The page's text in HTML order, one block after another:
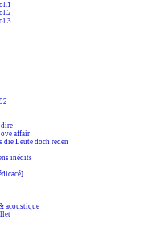
affair
Leute doch reden
inédits
acoustique